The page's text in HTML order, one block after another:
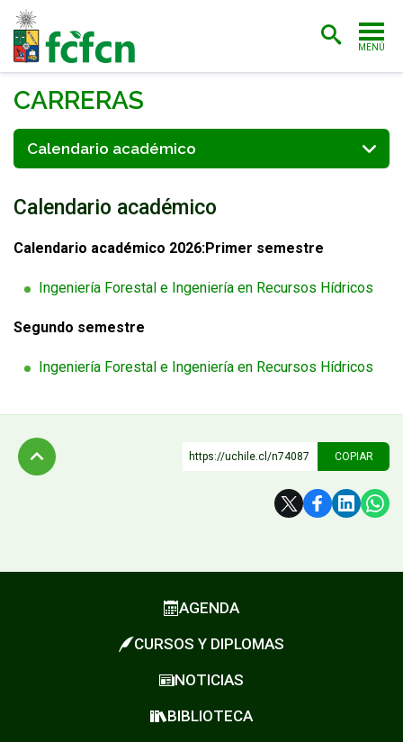
MENÚ
ADMISIÓN
CARRERAS
POSTGRADO
INVESTIGACIÓN
EXTENSIÓN
FACULTAD
FUNCIONARIAS/OS EGRESADAS/OS
CARRERAS
Calendario académico
Calendario académico
Calendario académico 2026:Primer semestre
Ingeniería Forestal e Ingeniería en Recursos Hídricos
Segundo semestre
Ingeniería Forestal e Ingeniería en Recursos Hídricos
https://uchile.cl/n74087 COPIAR
AGENDA
CURSOS Y DIPLOMAS
NOTICIAS
BIBLIOTECA